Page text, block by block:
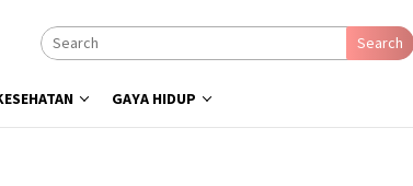
Search
GAYA HIDUP